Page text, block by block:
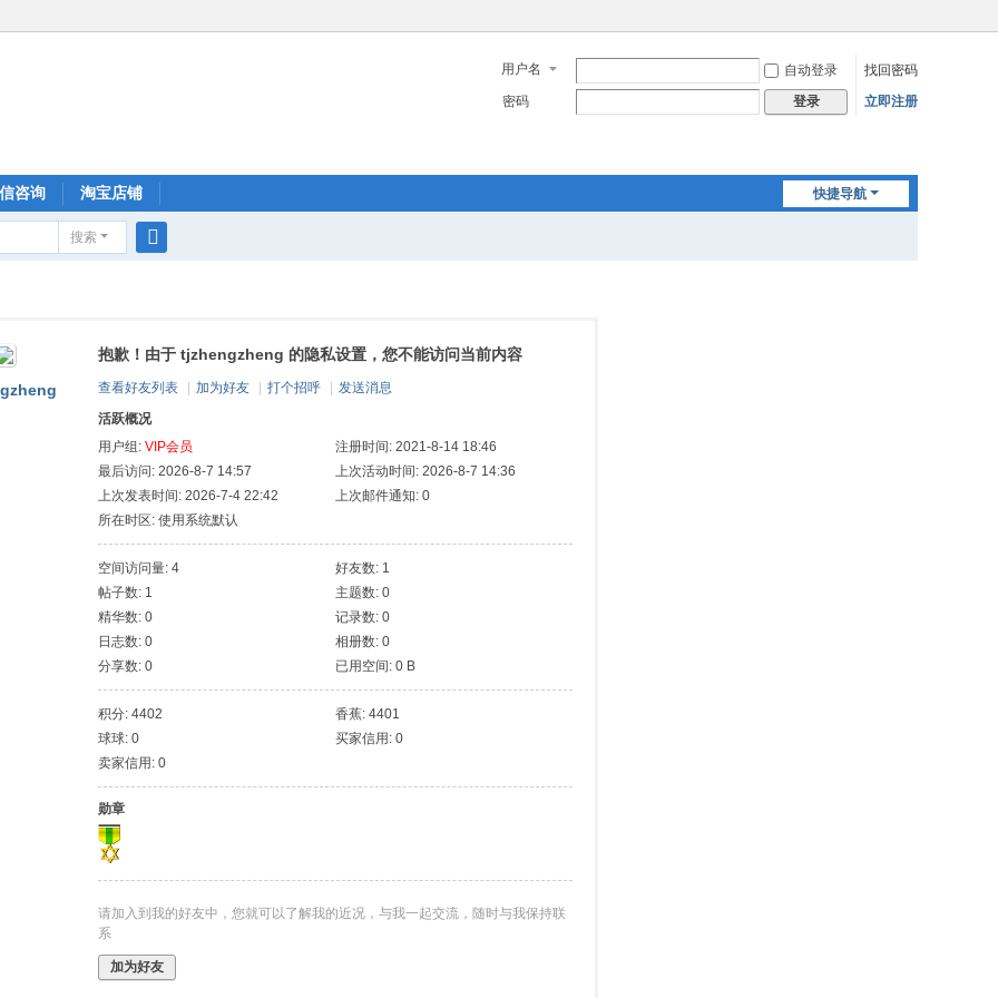
用户名 自动登录
找回密码
密码
登录 立即注册
快捷导航
咨询 淘宝店铺
搜索
抱歉！由于 tjzhengzheng 的隐私设置，您不能访问当前内容
查看好友列表 加为好友 打个招呼
发送消息
活跃概况
用户组: VIP会员
注册时间: 2021-8-14 18:46
最后访问: 2026-8-7 14:57
上次活动时间: 2026-8-7 14:36
上次发表时间: 2026-7-4 22:42
上次邮件通知: 0
所在时区: 使用系统默认
空间访问量: 4
好友数: 1
帖子数: 1
主题数: 0
精华数: 0
记录数: 0
日志数: 0
相册数: 0
分享数: 0
已用空间: 0 B
积分: 4402
香蕉: 4401
球球: 0
买家信用: 0
卖家信用: 0
勋章
请加入到我的好友中，您就可以了解我的近况，与我一起交流，随时与我保持联
系
加为好友